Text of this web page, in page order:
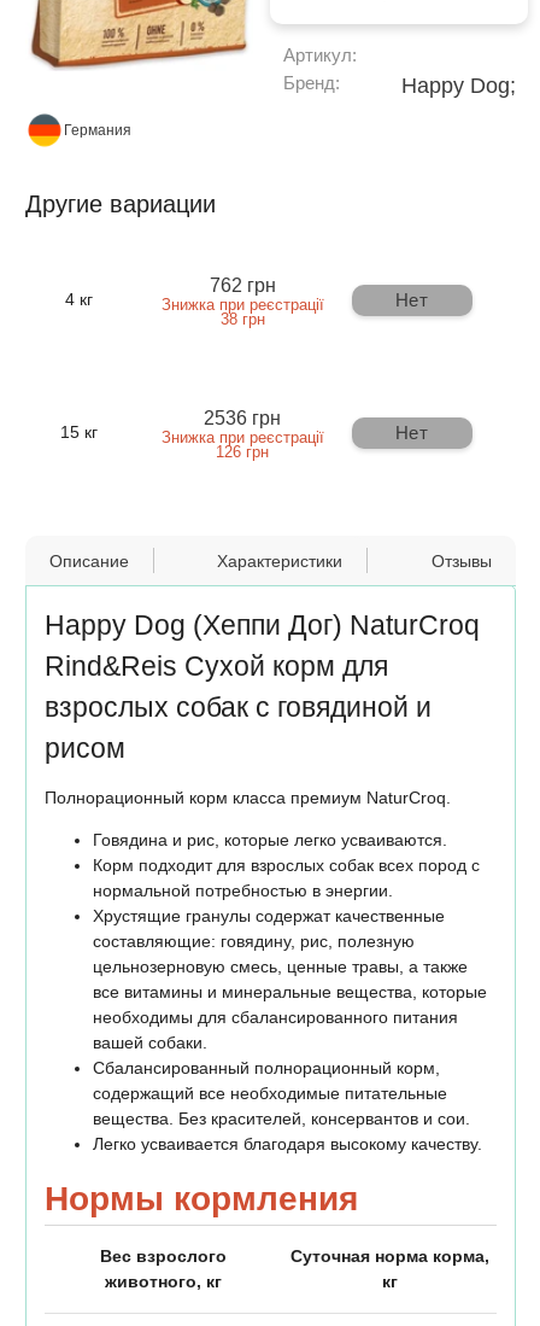
Германия
Артикул:
Бренд:
Happy Dog;
Другие вариации
4 кг
762 грн
Знижка при реєстрації
38 грн
Нет
15 кг
2536 грн
Знижка при реєстрації
126 грн
Нет
Описание Характеристики Отзывы
Happy Dog (Хеппи Дог) NaturCroq
Rind&Reis Сухой корм для
взрослых собак с говядиной и
рисом
Полнорационный корм класса премиум NaturCroq.
Говядина и рис, которые легко усваиваются.
Корм подходит для взрослых собак всех пород с
нормальной потребностью в энергии.
Хрустящие гранулы содержат качественные
составляющие: говядину, рис, полезную
цельнозерновую смесь, ценные травы, а также
все витамины и минеральные вещества, которые
необходимы для сбалансированного питания
вашей собаки.
Сбалансированный полнорационный корм,
содержащий все необходимые питательные
вещества. Без красителей, консервантов и сои.
Легко усваивается благодаря высокому качеству.
Нормы кормления
Вес взрослого
животного, кг
Суточная норма корма,
кг